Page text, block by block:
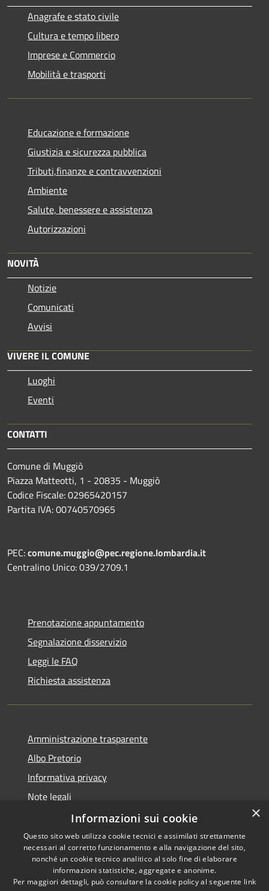
Anagrafe e stato civile
Cultura e tempo libero
Imprese e Commercio
Mobilità e trasporti
Educazione e formazione
Giustizia e sicurezza pubblica
Tributi,finanze e contravvenzioni
Ambiente
Salute, benessere e assistenza
Autorizzazioni
NOVITÀ
Notizie
Comunicati
Avvisi
VIVERE IL COMUNE
Luoghi
Eventi
CONTATTI
Comune di Muggiò
Piazza Matteotti, 1 - 20835 - Muggiò
Codice Fiscale: 02965420157
Partita IVA: 00740570965
PEC:comune.muggio@pec.regione.lombardia.it
Centralino Unico: 039/2709.1
Prenotazione appuntamento
Segnalazione disservizio
Leggi le FAQ
Richiesta assistenza
Amministrazione trasparente
Albo Pretorio
Informativa privacy
Note legali
Dichiarazione di accessibilità
RSS
Copyright © 2026 • Comune di
×
Informazioni sui cookie
Questo sito web utilizza cookie tecnici e assimilati strettamente
necessari al corretto funzionamento e alla navigazione del sito,
nonché un cookie tecnico analitico al solo fine di elaborare
informazioni statistiche, aggregate e anonime.
Per maggiori dettagli, può consultare la cookie policy al seguente link